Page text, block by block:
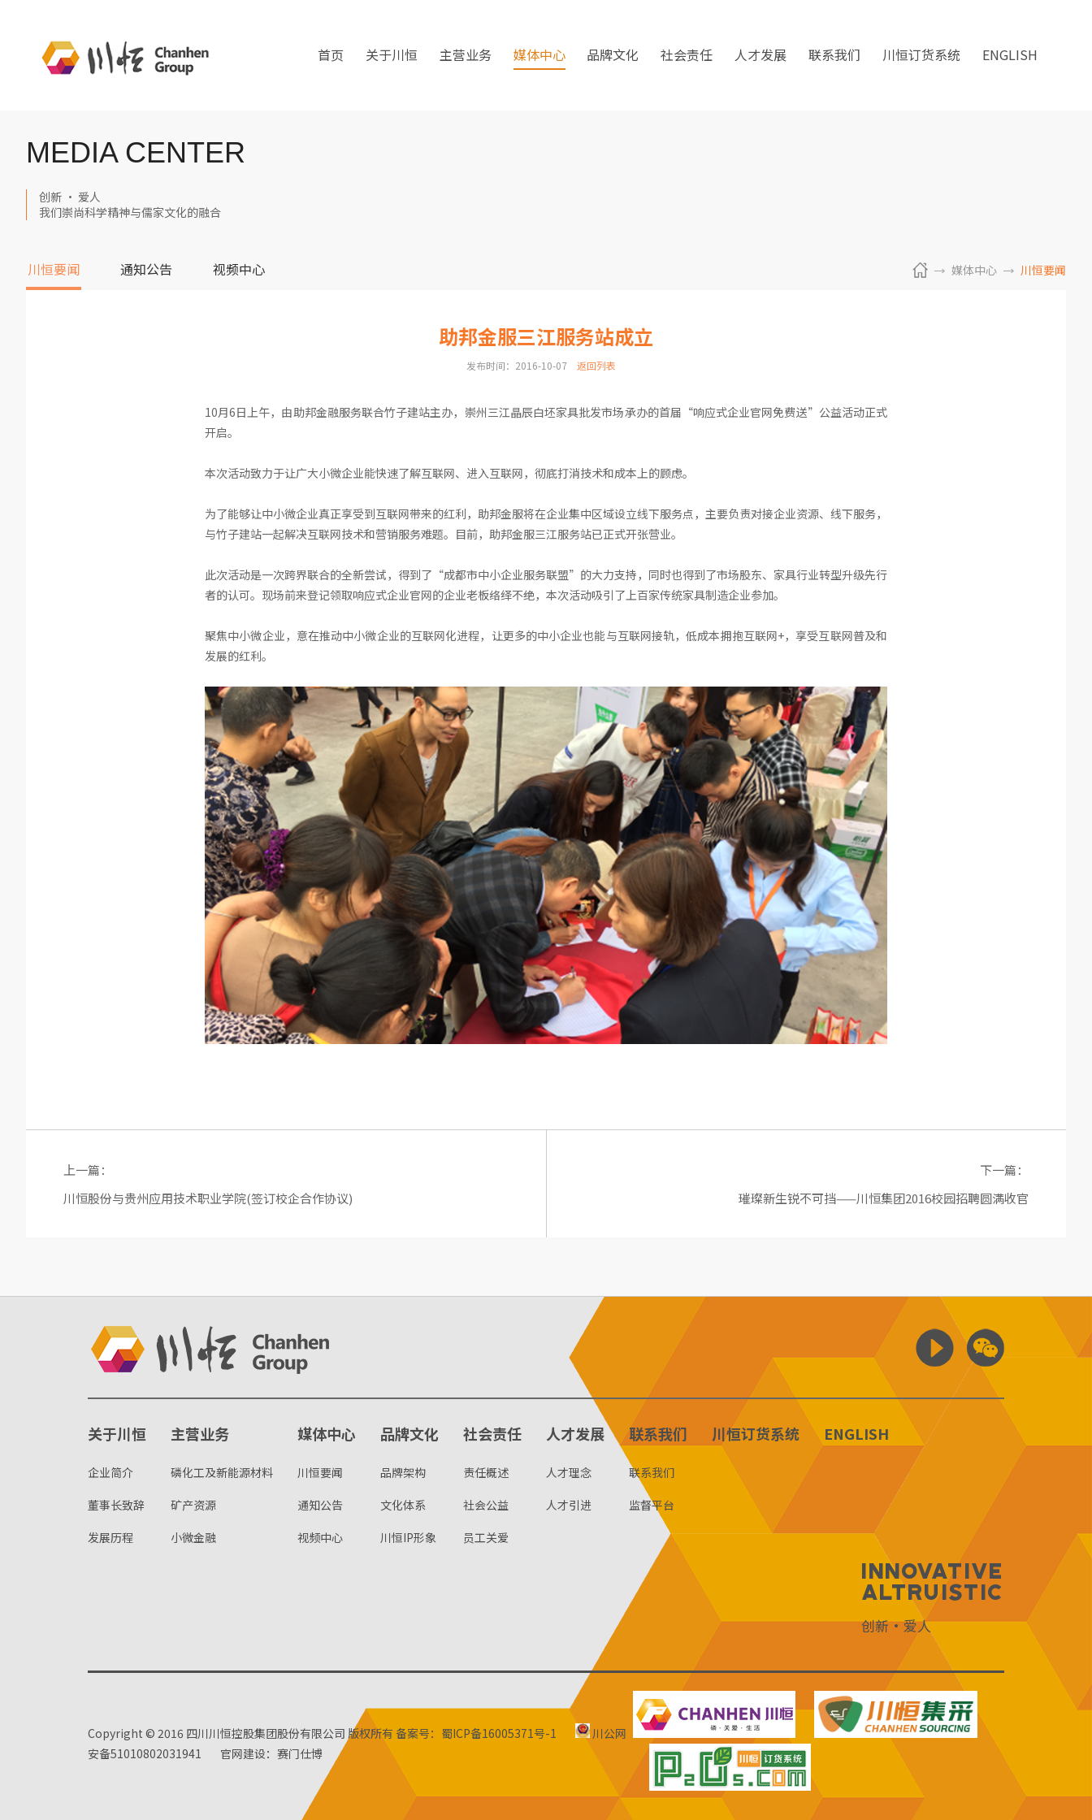
首页 关于川恒 主营业务 媒体中心 品牌文化 社会责任 人才发展 联系我们 川恒订货系统 ENGLISH
MEDIA CENTER
创新 · 爱人
我们崇尚科学精神与儒家文化的融合
川恒要闻 通知公告 视频中心 媒体中心 川恒要闻
助邦金服三江服务站成立
发布时间：2016-10-07 返回列表
10月6日上午，由助邦金融服务联合竹子建站主办，崇州三江晶辰白坯家具批发市场承办的首届“响应式企业官网免费送”公益活动正式
开启。
本次活动致力于让广大小微企业能快速了解互联网、进入互联网，彻底打消技术和成本上的顾虑。
为了能够让中小微企业真正享受到互联网带来的红利，助邦金服将在企业集中区域设立线下服务点，主要负责对接企业资源、线下服务，
与竹子建站一起解决互联网技术和营销服务难题。目前，助邦金服三江服务站已正式开张营业。
此次活动是一次跨界联合的全新尝试，得到了“成都市中小企业服务联盟”的大力支持，同时也得到了市场股东、家具行业转型升级先行
者的认可。现场前来登记领取响应式企业官网的企业老板络绎不绝，本次活动吸引了上百家传统家具制造企业参加。
聚焦中小微企业，意在推动中小微企业的互联网化进程，让更多的中小企业也能与互联网接轨，低成本拥抱互联网+，享受互联网普及和
发展的红利。
上一篇：
川恒股份与贵州应用技术职业学院(签订校企合作协议)
下一篇：
璀璨新生锐不可挡——川恒集团2016校园招聘圆满收官
关于川恒
企业简介
董事长致辞
发展历程
主营业务
磷化工及新能源材料
矿产资源
小微金融
媒体中心
川恒要闻
通知公告
视频中心
品牌文化
品牌架构
文化体系
川恒IP形象
社会责任
责任概述
社会公益
员工关爱
人才发展
人才理念
人才引进
联系我们
联系我们
监督平台
川恒订货系统 ENGLISH
Innovative
Altruistic
创新·爱人
Copyright © 2016 四川川恒控股集团股份有限公司 版权所有 备案号：蜀ICP备16005371号-1
川公网
安备51010802031941
官网建设：赛门仕博